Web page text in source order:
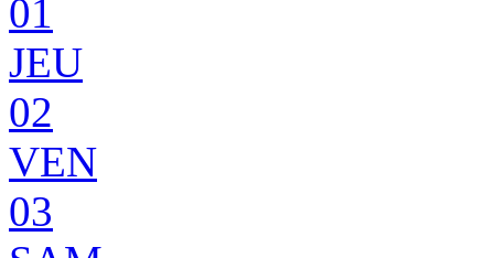
01
JEU
02
VEN
03